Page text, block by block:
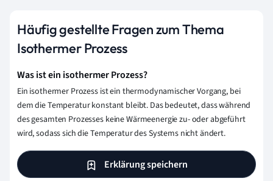
Häufig gestellte Fragen zum Thema
Isothermer Prozess
Was ist ein isothermer Prozess?
Ein isothermer Prozess ist ein thermodynamischer Vorgang, bei
dem die Temperatur konstant bleibt. Das bedeutet, dass während
des gesamten Prozesses keine Wärmeenergie zu- oder abgeführt
wird, sodass sich die Temperatur des Systems nicht ändert.
Erklärung speichern